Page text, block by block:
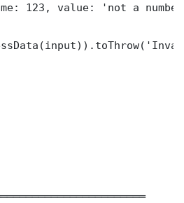
123, value: 'not a